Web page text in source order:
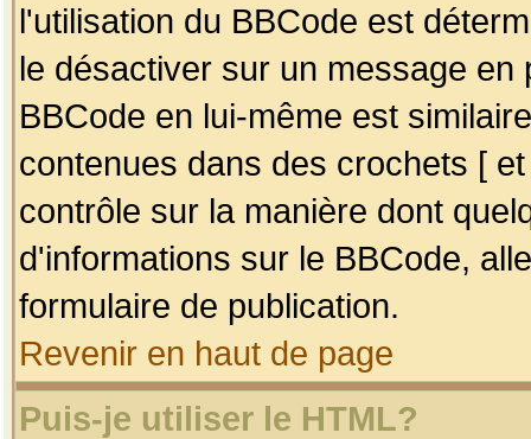
l'utilisation du BBCode est
le désactiver sur un message
BBCode en lui-même est
contenues dans des crochets [
contrôle sur la manière dont
d'informations sur le BBCode,
formulaire de publication.
Revenir en haut de page
Puis-je utiliser le HTML?